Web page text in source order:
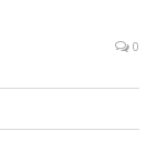
0